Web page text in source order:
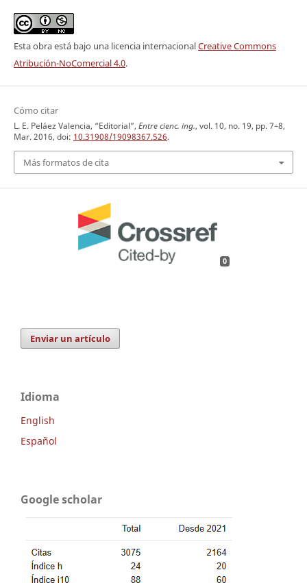
Esta obra está bajo una licencia internacionalCreative Commons
Atribución-NoComercial 4.0.
Cómo citar
L. E. Peláez Valencia, “Editorial”, Entre cienc. ing., vol. 10, no. 19, pp. 7–8,
Mar. 2016, doi: 10.31908/19098367.526.
Más formatos de cita
0
Enviar un artículo
Idioma
English
Español
Google scholar